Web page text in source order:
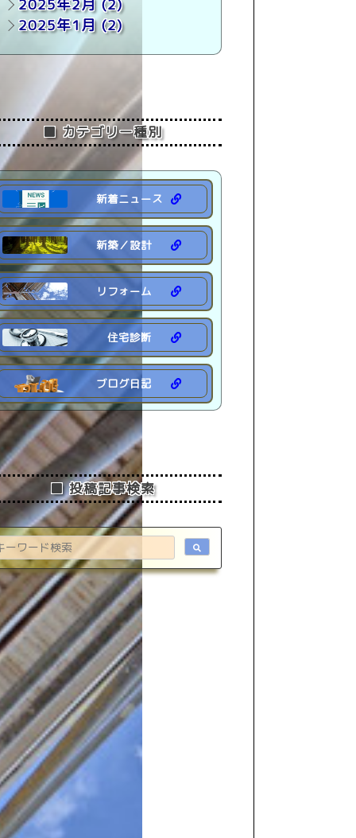
2025年2月(2)
2025年1月(2)
2024年 (35)
2023年 (34)
2022年 (7)
■ カテゴリー種別
新着ニュース
新築／設計
リフォーム
住宅診断
ブログ日記
■ 投稿記事検索